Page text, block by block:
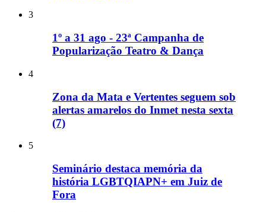
3
1º a 31 ago - 23ª Campanha de
Popularização Teatro & Dança
4
Zona da Mata e Vertentes seguem sob
alertas amarelos do Inmet nesta sexta
(7)
5
Seminário destaca memória da
história LGBTQIAPN+ em Juiz de
Fora